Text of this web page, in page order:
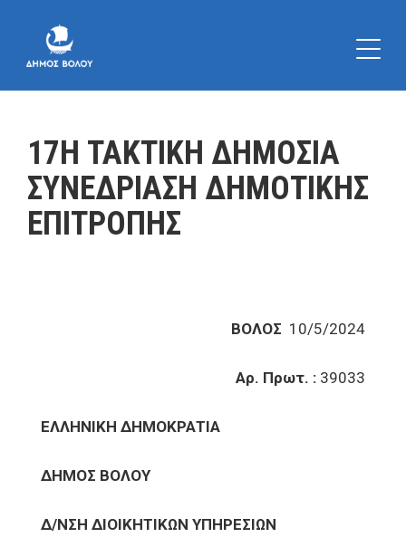
17Η ΤΑΚΤΙΚΗ ΔΗΜΟΣΙΑ
ΣΥΝΕΔΡΙΑΣΗ ΔΗΜΟΤΙΚΗΣ
ΕΠΙΤΡΟΠΗΣ
ΒΟΛΟΣ 10/5/2024
Αρ. Πρωτ. : 39033
ΕΛΛΗΝΙΚΗ ΔΗΜΟΚΡΑΤΙΑ
ΔΗΜΟΣ ΒΟΛΟΥ
Δ/ΝΣΗ ΔΙΟΙΚΗΤΙΚΩΝ ΥΠΗΡΕΣΙΩΝ